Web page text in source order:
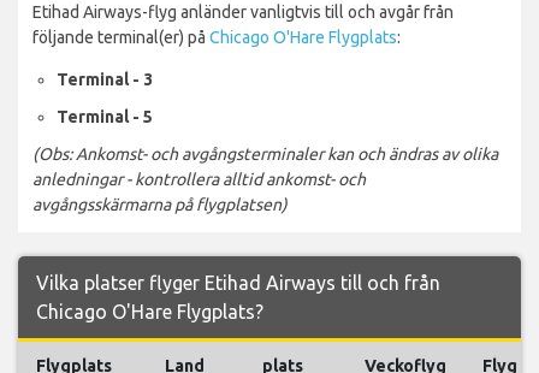
Etihad Airways-flyg anländer vanligtvis till och avgår från
följande terminal(er) på Chicago O'Hare Flygplats:
Terminal - 3
Terminal - 5
(Obs: Ankomst- och avgångsterminaler kan och ändras av olika
anledningar - kontrollera alltid ankomst- och
avgångsskärmarna på flygplatsen)
Vilka platser flyger Etihad Airways till och från
Chicago O'Hare Flygplats?
Flygplats Land plats Veckoflyg Flyg